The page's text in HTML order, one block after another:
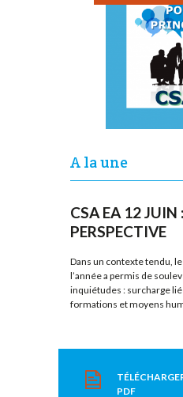
A la une
CSA EA 12 JUIN
PERSPECTIVE
Dans un contexte tendu,
l’année a permis de
inquiétudes : surcharge
formations et moyens
PDF